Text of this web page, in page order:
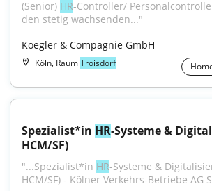
(Senior) HR-Controller/
den stetig wachsenden..."
Koegler & Compagnie GmbH
Köln, RaumTroisdorf
Spezialist*in HR-Systeme &
HCM/SF)
"...Spezialist*in HR-Systeme &
HCM/SF) - Kölner Verkehrs-Betriebe AG